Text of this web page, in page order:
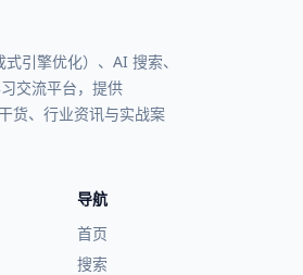
引擎优化）、AI 搜索、
交流平台，提供
货、行业资讯与实战案
导航
首页
搜索